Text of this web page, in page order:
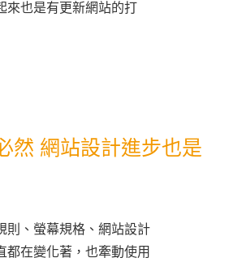
來也是有更新網站的打
然 網站設計進步也是
則、螢幕規格、網站設計
都在變化著，也牽動使用